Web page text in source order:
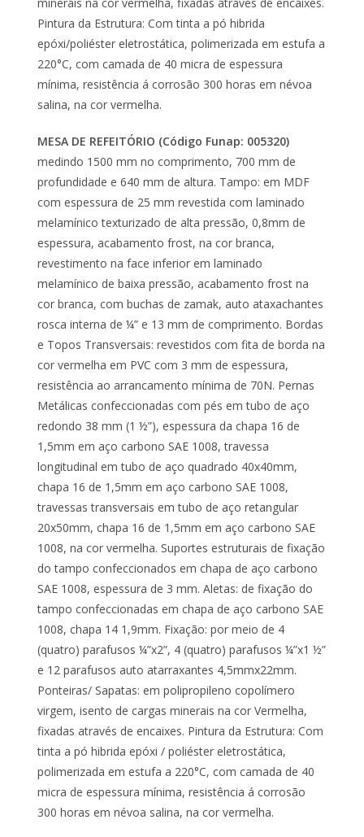
Pintura da Estrutura: Com tinta a pó hibrida
epóxi/poliéster eletrostática, polimerizada em estufa a
220°C, com camada de 40 micra de espessura
mínima, resistência á corrosão 300 horas em névoa
salina, na cor vermelha.
MESA DE REFEITÓRIO (Código Funap: 005320)
medindo 1500 mm no comprimento, 700 mm de
profundidade e 640 mm de altura. Tampo: em MDF
com espessura de 25 mm revestida com laminado
melamínico texturizado de alta pressão, 0,8mm de
espessura, acabamento frost, na cor branca,
revestimento na face inferior em laminado
melamínico de baixa pressão, acabamento frost na
cor branca, com buchas de zamak, auto ataxachantes
rosca interna de ¼” e 13 mm de comprimento. Bordas
e Topos Transversais: revestidos com fita de borda na
cor vermelha em PVC com 3 mm de espessura,
resistência ao arrancamento mínima de 70N. Pernas
Metálicas confeccionadas com pés em tubo de aço
redondo 38 mm (1 ½”), espessura da chapa 16 de
1,5mm em aço carbono SAE 1008, travessa
longitudinal em tubo de aço quadrado 40x40mm,
chapa 16 de 1,5mm em aço carbono SAE 1008,
travessas transversais em tubo de aço retangular
20x50mm, chapa 16 de 1,5mm em aço carbono SAE
1008, na cor vermelha. Suportes estruturais de fixação
do tampo confeccionados em chapa de aço carbono
SAE 1008, espessura de 3 mm. Aletas: de fixação do
tampo confeccionadas em chapa de aço carbono SAE
1008, chapa 14 1,9mm. Fixação: por meio de 4
(quatro) parafusos ¼”x2”, 4 (quatro) parafusos ¼”x1 ½”
e 12 parafusos auto atarraxantes 4,5mmx22mm.
Ponteiras/ Sapatas: em polipropileno copolímero
virgem, isento de cargas minerais na cor Vermelha,
fixadas através de encaixes. Pintura da Estrutura: Com
tinta a pó hibrida epóxi / poliéster eletrostática,
polimerizada em estufa a 220°C, com camada de 40
micra de espessura mínima, resistência á corrosão
300 horas em névoa salina, na cor vermelha.